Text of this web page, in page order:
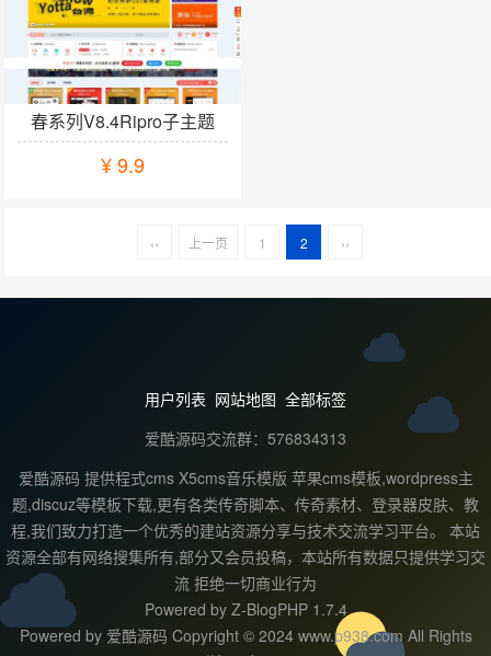
春系列V8.4Ripro子主题
¥9.9
‹‹ 上一页 1 2 ››
用户列表 网站地图 全部标签
爱酷源码交流群：576834313
爱酷源码 提供程式cms X5cms音乐模版 苹果cms模板,wordpress主
题,discuz等模板下载,更有各类传奇脚本、传奇素材、登录器皮肤、教
程,我们致力打造一个优秀的建站资源分享与技术交流学习平台。 本站
资源全部有网络搜集所有,部分又会员投稿，本站所有数据只提供学习交
流 拒绝一切商业行为
Powered by Z-BlogPHP 1.7.4
Powered by 爱酷源码 Copyright © 2024 www.p938.com All Rights